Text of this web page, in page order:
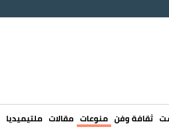
ثقافة وفن منوعات مقالات ملتيميديا